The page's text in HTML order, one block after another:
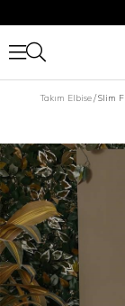
Takım Elbise Slim